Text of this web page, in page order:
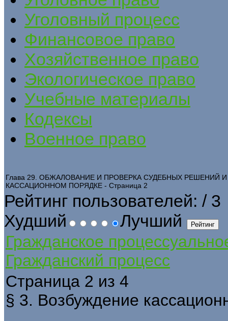
Уголовный процесс
Финансовое право
Хозяйственное право
Экологическое право
Учебные материалы
Кодексы
Военное право
Глава 29. ОБЖАЛОВАНИЕ И ПРОВЕРКА СУДЕБНЫХ
КАССАЦИОННОМ ПОРЯДКЕ - Страница 2
Рейтинг пользователей: / 3
Худший
Лучший
Гражданское
Гражданский процесс
Страница 2 из 4
§ 3. Возбуждение